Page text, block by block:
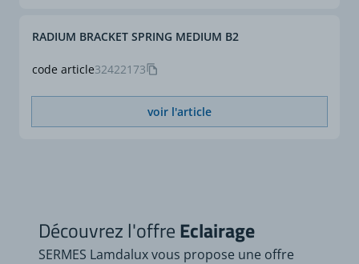
code article32422173
RADIUM BRACKET SPRING MEDIUM B2
voir l'article
Découvrez l'offreEclairage
SERMES Lamdalux vous propose une offre